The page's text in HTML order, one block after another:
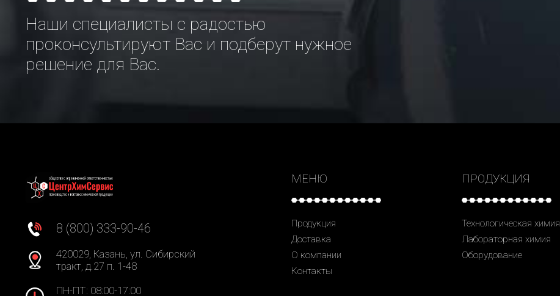
Наши специалисты с радостью
проконсультируют Вас и подберут нужное
решение для Вас.
8 (800) 333-90-46
420029, Казань, ул. Сибирский
тракт, д.27 п. 1-48
ПН-ПТ: 08:00-17:00
МЕНЮ
Продукция
Доставка
О компании
Контакты
ПРОДУКЦИЯ
Технологическая химия
Лабораторная химия
Оборудование